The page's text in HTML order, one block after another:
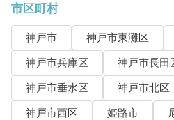
市区町村
神戸市 神戸市東灘区
神戸市兵庫区
神戸市長田
神戸市垂水区
神戸市北区
神戸市西区
姫路市